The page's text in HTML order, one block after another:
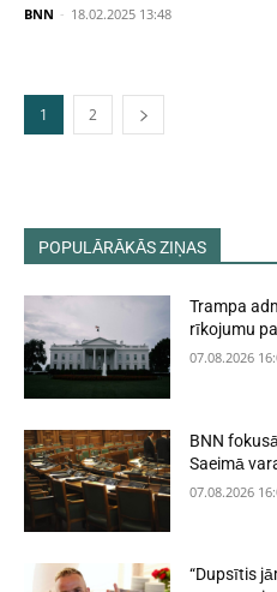
BNN - 18.02.2025 13:48
1 2
POPULĀRĀKĀS ZIŅAS
Trampa
rīkojumu
07.08.2026
BNN
Saeimā
07.08.2026
“Dupsītis